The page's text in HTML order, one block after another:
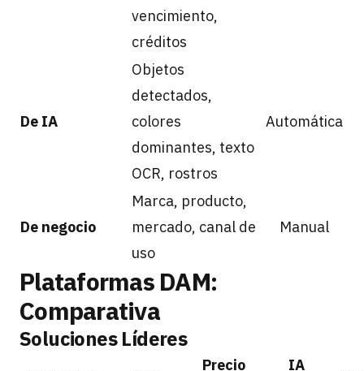
vencimiento,
créditos
De IA
Objetos
detectados,
colores
dominantes, texto
OCR, rostros
Automática
De negocio
Marca, producto,
mercado, canal de
uso
Manual
Plataformas DAM:
Comparativa
Soluciones Líderes
Precio
IA